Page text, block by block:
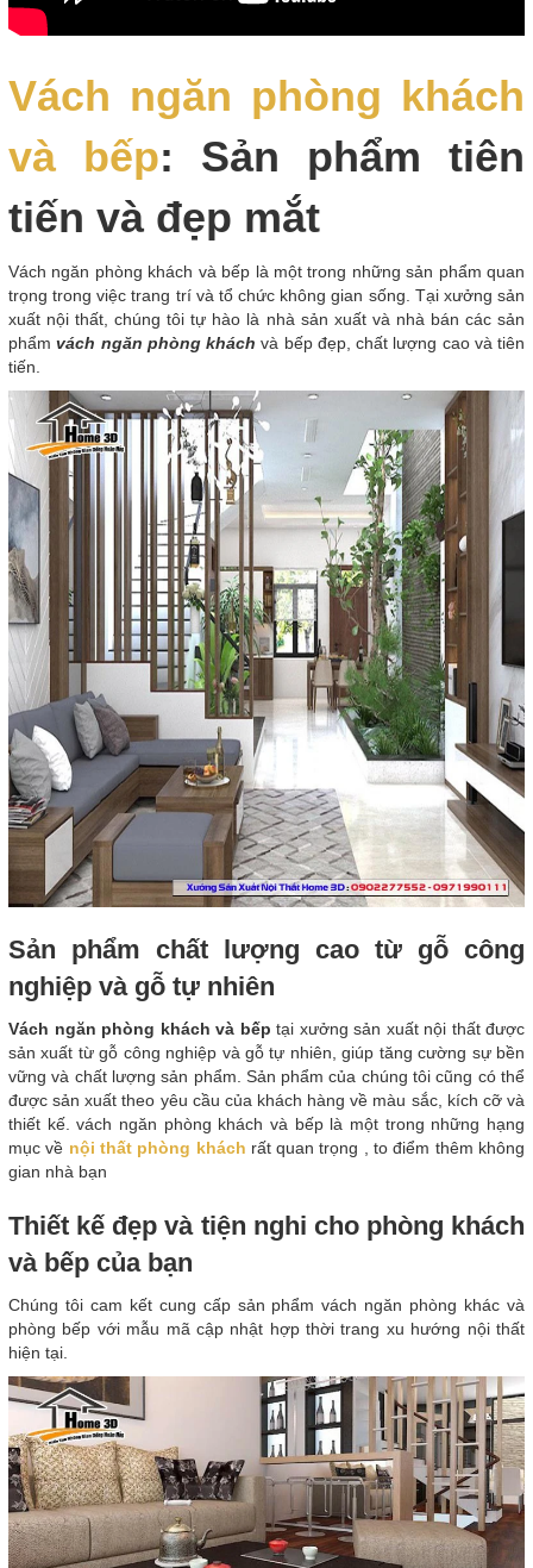
Vách ngăn phòng khách
và bếp: Sản phẩm tiên
tiến và đẹp mắt
Vách ngăn phòng khách và bếp là một trong những sản phẩm quan
trọng trong việc trang trí và tổ chức không gian sống. Tại xưởng sản
xuất nội thất, chúng tôi tự hào là nhà sản xuất và nhà bán các sản
phẩmvách ngăn phòng khách và bếp đẹp, chất lượng cao và tiên
tiến.
Sản phẩm chất lượng cao từ gỗ công
nghiệp và gỗ tự nhiên
Vách ngăn phòng khách và bếp tại xưởng sản xuất nội thất được
sản xuất từ gỗ công nghiệp và gỗ tự nhiên, giúp tăng cường sự bền
vững và chất lượng sản phẩm. Sản phẩm của chúng tôi cũng có thể
được sản xuất theo yêu cầu của khách hàng về màu sắc, kích cỡ và
thiết kế. vách ngăn phòng khách và bếp là một trong những hạng
mục về nội thất phòng khách rất quan trọng , to điểm thêm không
gian nhà bạn
Thiết kế đẹp và tiện nghi cho phòng khách
và bếp của bạn
Chúng tôi cam kết cung cấp sản phẩm vách ngăn phòng khác và
phòng bếp với mẫu mã cập nhật hợp thời trang xu hướng nội thất
hiện tại.